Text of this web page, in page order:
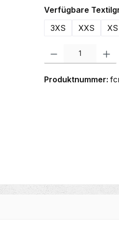
Verfügbare
3XS
XXS XS
Produkt Anzahl: Gib den
Produktnummer: